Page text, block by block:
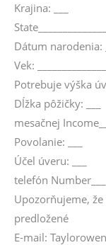
Krajina: ___
Dátum narodenia:
Vek:
Potrebuje výška
Dĺžka pôžičky: ___
mesačnej Income___
Povolanie: ___
Účel úveru: ___
telefón Number___
Upozorňujeme,
predložené
E-mail: